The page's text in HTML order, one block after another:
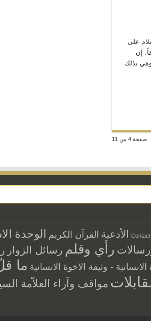
على
إن
بذلك
صفحة 4 من 11
الأدعية القرآن الكريم الوحدة
رأي وقلم رسائل الزوار
الانسانية - وثيقة الاخوة الانسانية ما
مواقف وآراء العلاّمة